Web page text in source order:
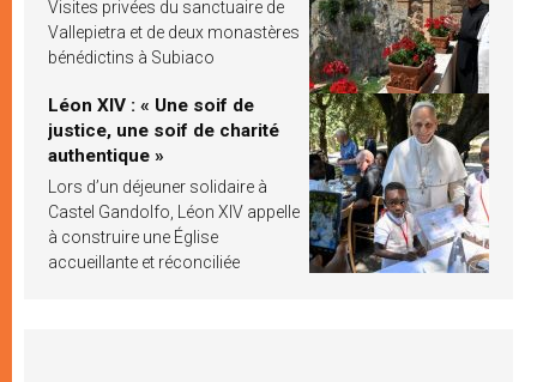
Visites privées du sanctuaire de
Vallepietra et de deux monastères
bénédictins à Subiaco
Léon XIV : « Une soif de
justice, une soif de charité
authentique »
Lors d’un déjeuner solidaire à
Castel Gandolfo, Léon XIV appelle
à construire une Église
accueillante et réconciliée